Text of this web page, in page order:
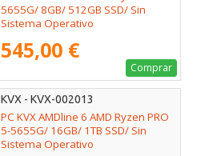
5655G/ 8GB/ 512GB SSD/ Sin
Sistema Operativo
545,00 €
Comprar
KVX - KVX-002013
PC KVX AMDline 6 AMD Ryzen PRO
5-5655G/ 16GB/ 1TB SSD/ Sin
Sistema Operativo